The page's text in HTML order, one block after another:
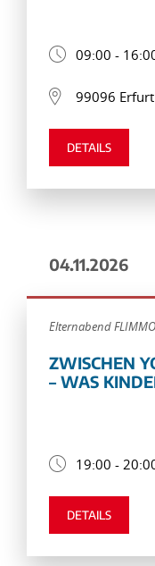
09:00 -
99096 Erfurt
DETAILS
04.11.2026
Elternabend FLIMMO
ZWISCHEN
– WAS
19:00 -
DETAILS